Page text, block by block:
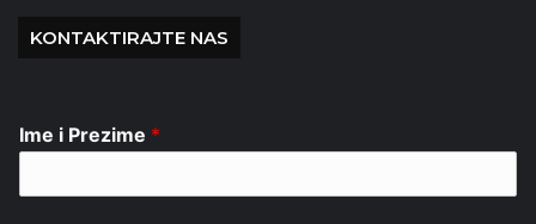
KONTAKTIRAJTE NAS
Ime i Prezime *